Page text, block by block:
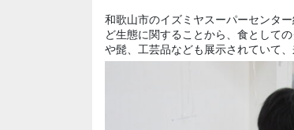
和歌山市のイズミヤスーパーセンタ
ど生態に関することから、食として
や髭、工芸品なども展示されていて